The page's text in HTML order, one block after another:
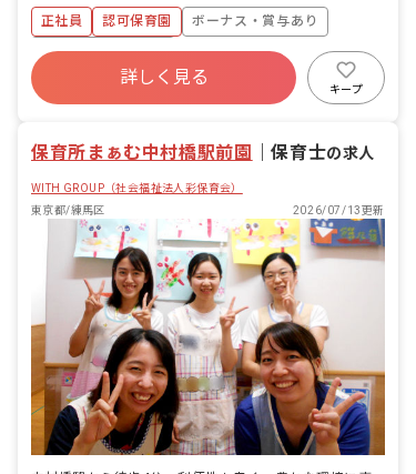
の計画 ・保健だよりの作成 等 ＜就業
場所＞ 令和9年4月以降：練馬区立春日
町保育園（東京都練馬区春日町5-17-
10） 令和8年度：法人で一番近い園に配
属
正社員 認可保育園
ボーナス・賞与あり
年間休日120日以上
寮・住宅・家賃補助あり
社会保険完備
残業少なめ
詳しく見る
キープ
保育所まぁむ中村橋駅前園 ｜保育士の求人
WITH GROUP（社会福祉法人彩保育会）
東京都/練馬区
2026/07/13更新